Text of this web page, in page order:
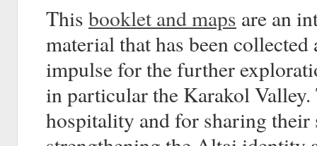
This booklet and maps are an
material that has been
impulse for the further
in particular the Karakol
hospitality and for sharing